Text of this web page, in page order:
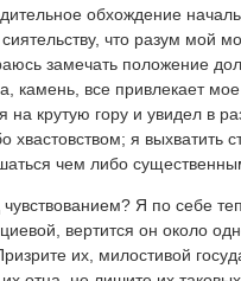
обхождение
что разум мой
замечать положение
камень, все привлекает
на крутую гору и увидел в
хвастовством; я
чем либо
Я по себе
вертится он около
их, милостивой